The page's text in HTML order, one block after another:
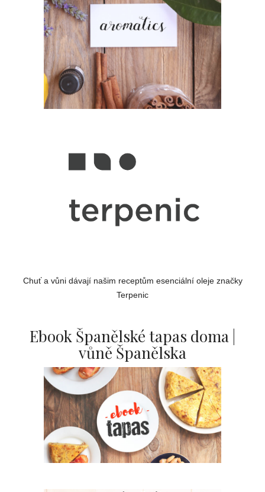
Chuť a vůni dávají našim receptům esenciální oleje značky
Terpenic
Ebook Španělské tapas doma |
vůně Španělska